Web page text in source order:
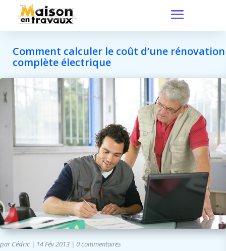
Comment calculer le coût d’une rénovation
complète électrique
parCédric | 14 Fév 2013 | 0 commentaires